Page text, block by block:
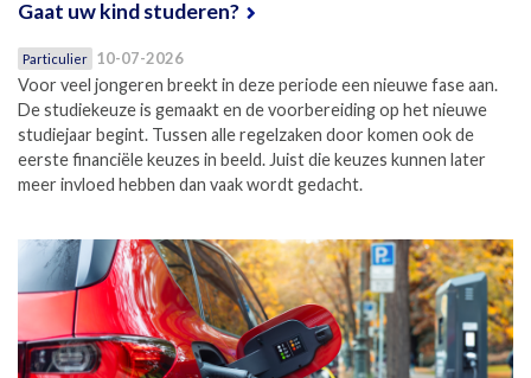
Gaat uw kind studeren?
Particulier 10-07-2026
Voor veel jongeren breekt in deze periode een nieuwe fase aan.
De studiekeuze is gemaakt en de voorbereiding op het nieuwe
studiejaar begint. Tussen alle regelzaken door komen ook de
eerste financiële keuzes in beeld. Juist die keuzes kunnen later
meer invloed hebben dan vaak wordt gedacht.